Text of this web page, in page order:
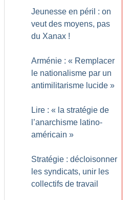
Jeunesse en péril : on
veut des moyens, pas
du Xanax !
Arménie : « Remplacer
le nationalisme par un
antimilitarisme lucide »
Lire : « la stratégie de
l’anarchisme latino-
américain »
Stratégie : décloisonner
les syndicats, unir les
collectifs de travail